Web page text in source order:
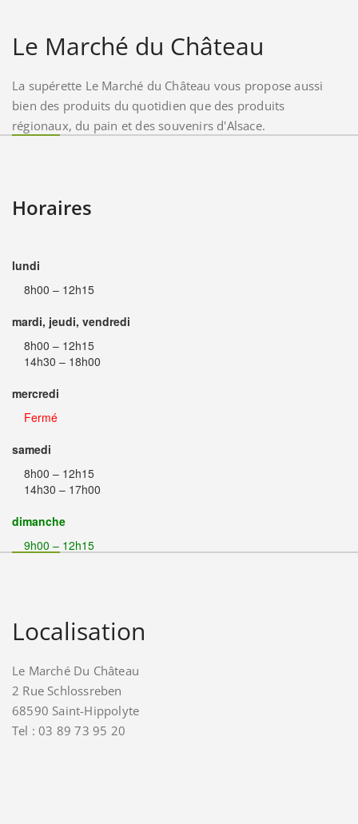
Le Marché du Château
La supérette Le Marché du Château vous propose aussi
bien des produits du quotidien que des produits
régionaux, du pain et des souvenirs d'Alsace.
Horaires
lundi
8h00 – 12h15
mardi, jeudi, vendredi
8h00 – 12h15
14h30 – 18h00
mercredi
Fermé
samedi
8h00 – 12h15
14h30 – 17h00
dimanche
9h00 – 12h15
Localisation
Le Marché Du Château
2 Rue Schlossreben
68590 Saint-Hippolyte
Tel : 03 89 73 95 20